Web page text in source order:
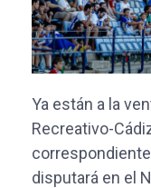
Ya están a la
Recreativo-
disputará en el